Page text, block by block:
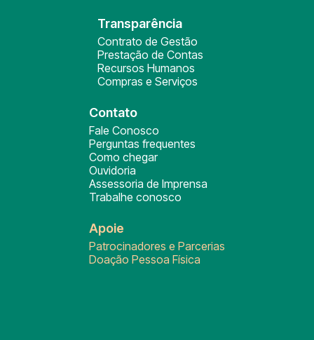
Transparência
Contrato de Gestão
Prestação de Contas
Recursos Humanos
Compras e Serviços
Contato
Fale Conosco
Perguntas frequentes
Como chegar
Ouvidoria
Assessoria de Imprensa
Trabalhe conosco
Apoie
Patrocinadores e Parcerias
Doação Pessoa Física